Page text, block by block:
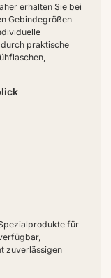
erhalten Sie bei
Gebindegrößen
praktische
für
zuverlässigen